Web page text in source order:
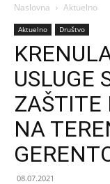
Naslovna Aktuelno
Aktuelno Društvo
USLUGE
ZAŠTITE
NA
08.07.2021